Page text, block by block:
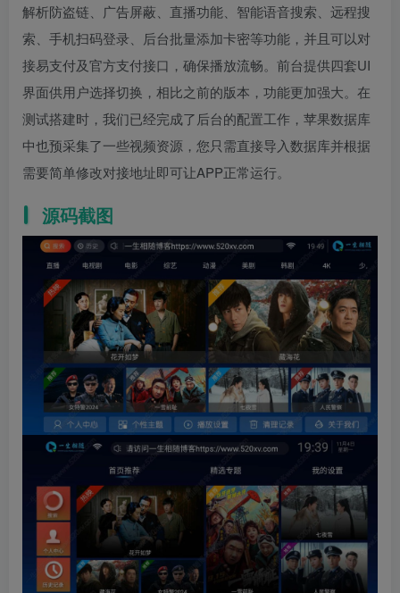
解析防盗链、广告屏蔽、直播功能、智能语音搜索、远程搜
索、手机扫码登录、后台批量添加卡密等功能，并且可以对
接易支付及官方支付接口，确保播放流畅。前台提供四套UI
界面供用户选择切换，相比之前的版本，功能更加强大。在
测试搭建时，我们已经完成了后台的配置工作，苹果数据库
中也预采集了一些视频资源，您只需直接导入数据库并根据
需要简单修改对接地址即可让APP正常运行。
源码截图